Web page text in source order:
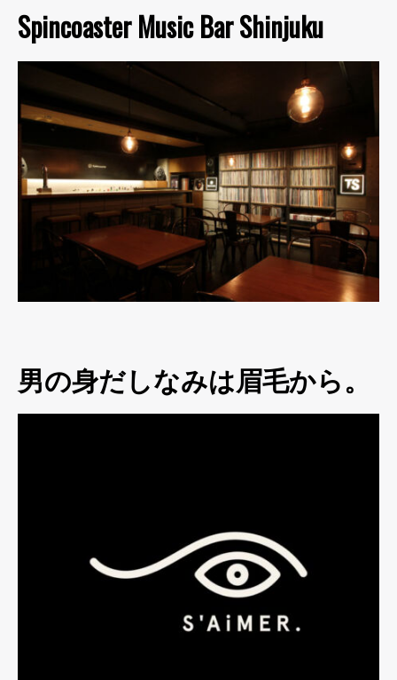
Spincoaster Music Bar Shinjuku
男の身だしなみは眉毛から。